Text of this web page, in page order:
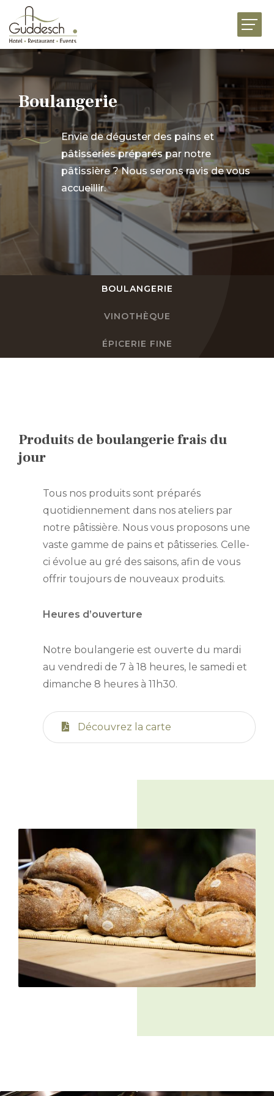
PRÉSENTATION CONTACT
HÔTEL MARTHA
ÉVÉNEMENTS
BUSINESS
FESTIVITÉS
UNIVERS DE SAVEURS
Boulangerie
Envie de déguster des pains et
pâtisseries préparés par notre
pâtissière ? Nous serons ravis de vous
accueillir.
BOULANGERIE
VINOTHÈQUE
ÉPICERIE FINE
Produits de boulangerie frais du
jour
Tous nos produits sont préparés
quotidiennement dans nos ateliers par
notre pâtissière. Nous vous proposons une
vaste gamme de pains et pâtisseries. Celle-
ci évolue au gré des saisons, afin de vous
offrir toujours de nouveaux produits.
Heures d’ouverture
Notre boulangerie est ouverte du mardi
au vendredi de 7 à 18 heures, le samedi et
dimanche 8 heures à 11h30.
Découvrez la carte